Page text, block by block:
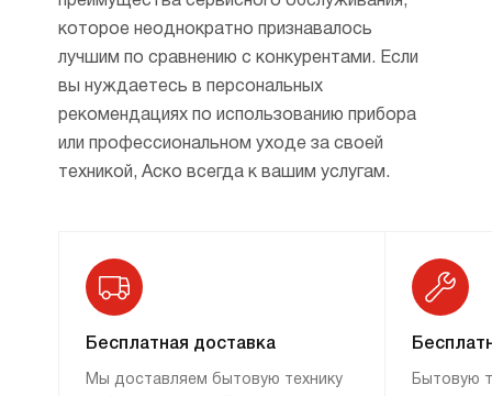
холодильников, варочных панелей, духовых
шкафов и вытяжек. Европейская культура
производства гарантирует тщательный
контроль на каждом этапе, а значит,
долговечность и надежность эксплуатации.
Специалисты нашего интернет-магазина
удобное время доставки. На страницах
каталога размещена подробная информация
и инструкции. Все данные соответствуют
официальному сайту производителя.
которое неоднократно признавалось
лучшим по сравнению с конкурентами. Если
вы нуждаетесь в персональных
рекомендациях по использованию прибора
или профессиональном уходе за своей
техникой, Аско всегда к вашим услугам.
Бесплатная доставка
Мы доставляем бытовую технику
Бытовую